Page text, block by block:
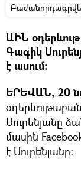
ԱԻՆ
Գագիկ
է ասում։
ԵՐԵՎԱՆ, 20
Սուրենյանը
մասին
է Սուրենյանը։